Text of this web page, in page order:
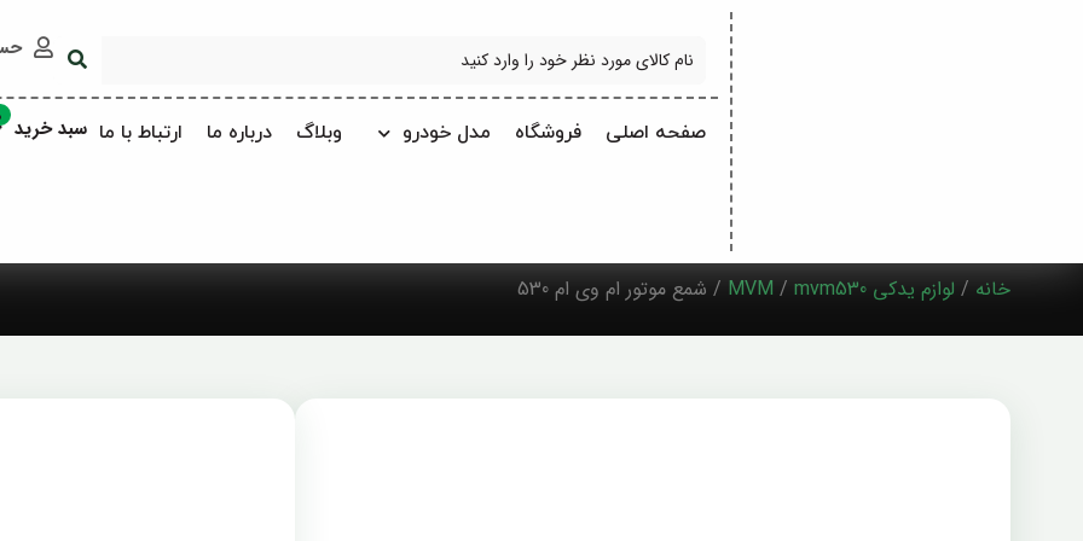
جستجو
صفحه اصلی فروشگاه مدل خودرو وبلاگ درباره ما ارتباط با ما سبد خرید
خانه / لوازم یدکی MVM / mvm530 / شمع موتور ام وی ام 530